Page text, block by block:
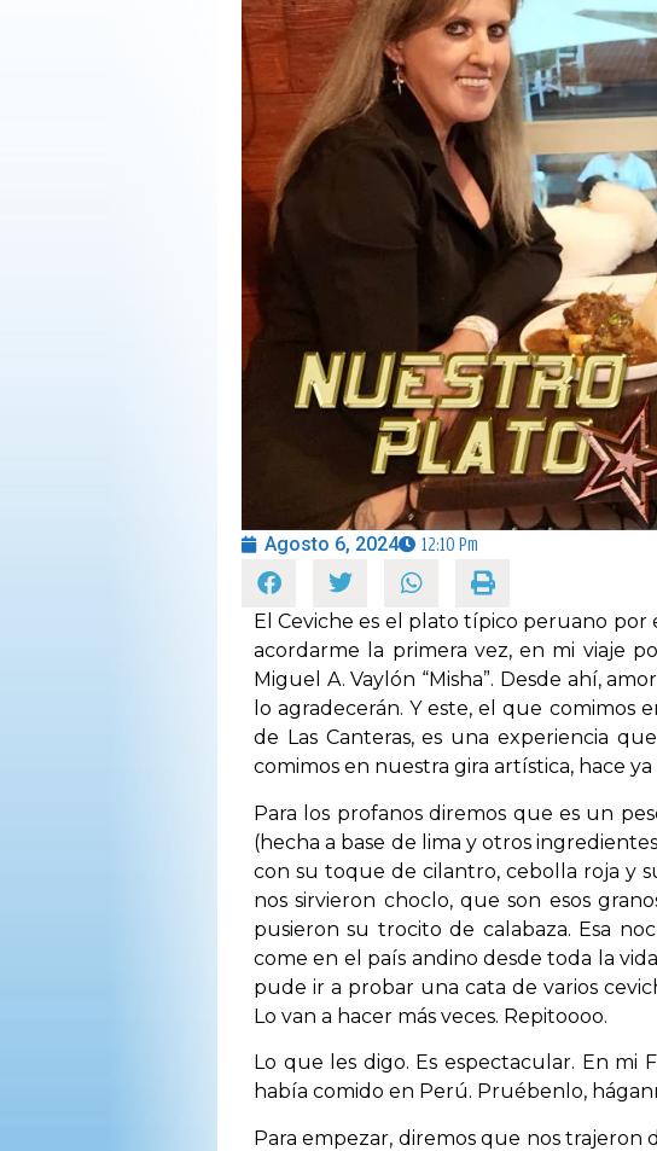
OPINIÓN
PROGRAMAS
Agosto 6, 2024 12:10 Pm
El Ceviche es el plato típico peruano por
acordarme la primera vez, en mi viaje
Miguel A. Vaylón “Misha”. Desde ahí,
lo agradecerán. Y este, el que comimos
de Las Canteras, es una experiencia
comimos en nuestra gira artística, hace
Para los profanos diremos que es un
(hecha a base de lima y otros
con su toque de cilantro, cebolla roja y
nos sirvieron choclo, que son esos
pusieron su trocito de calabaza. Esa
come en el país andino desde toda la
pude ir a probar una cata de varios
Lo van a hacer más veces. Repitoooo.
Lo que les digo. Es espectacular. En
había comido en Perú. Pruébenlo,
Para empezar, diremos que nos trajeron